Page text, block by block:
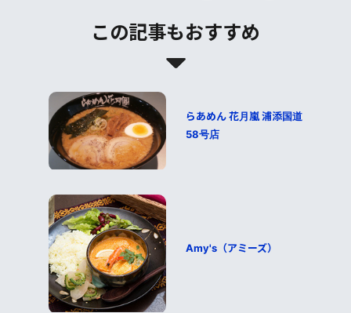
この記事もおすすめ
らあめん 花月嵐 浦添国道
58号店
Amy's（アミーズ）